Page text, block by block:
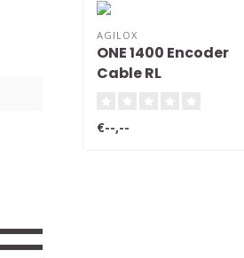
AGILOX
ONE 1400 Encoder
Cable RL
€--,--